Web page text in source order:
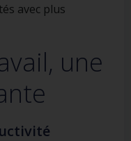
avec plus
une